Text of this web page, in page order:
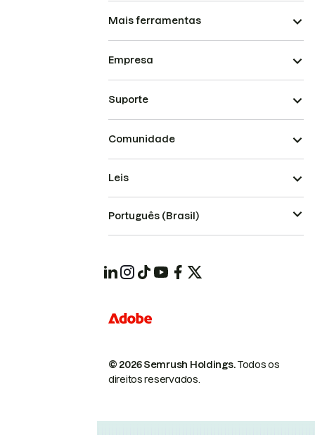
Mais ferramentas
Empresa
Suporte
Comunidade
© 2026 Semrush Holdings.Todos os
direitos reservados.
Leis
Português (Brasil)